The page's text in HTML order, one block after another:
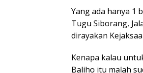
Yang ada hanya 1
Tugu Siborang,
dirayakan
Kenapa kalau
Baliho itu malah